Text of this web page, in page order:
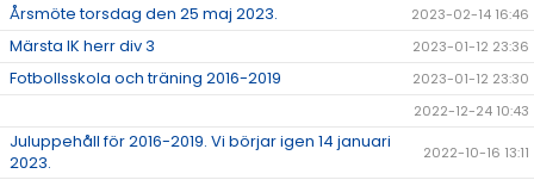
Årsmöte torsdag den 25 maj 2023. 2023-02-14 16:46
Märsta IK herr div 3 2023-01-12 23:36
Fotbollsskola och träning 2016-2019
2023-01-12 23:30
2022-12-24 10:43
Juluppehåll för 2016-2019. Vi börjar igen 14 januari
2023.
2022-10-16 13:11